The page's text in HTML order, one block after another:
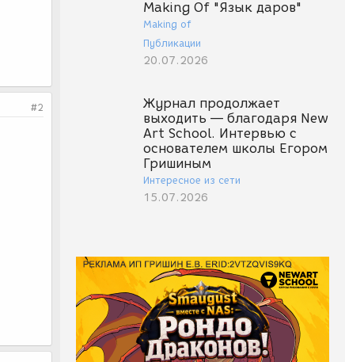
Making Of "Язык даров"
Making of
Публикации
20.07.2026
Журнал продолжает
выходить — благодаря New
Art School. Интервью с
основателем школы Егором
Гришиным
Интересное из сети
15.07.2026
#2